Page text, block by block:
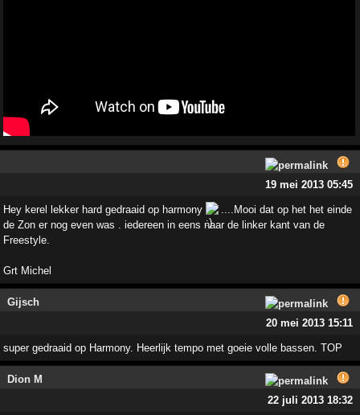
19 mei 2013 05:45
Hey kerel lekker hard gedraaid op harmony
....Mooi dat op het het einde
de Zon er nog even was . iedereen in eens naar de linker kant van de
Freestyle.
Grt Michel
Gijsch
20 mei 2013 15:11
super gedraaid op Harmony. Heerlijk tempo met goeie volle bassen. TOP
Dion M
22 juli 2013 18:32